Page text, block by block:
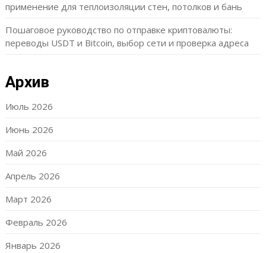
применение для теплоизоляции стен, потолков и бань
Пошаговое руководство по отправке криптовалюты:
переводы USDT и Bitcoin, выбор сети и проверка адреса
Архив
Июль 2026
Июнь 2026
Май 2026
Апрель 2026
Март 2026
Февраль 2026
Январь 2026